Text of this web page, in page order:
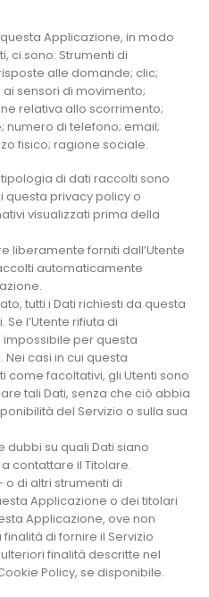
Applicazione, in modo
ci sono: Strumenti di
alle domande; clic;
sensori di movimento;
relativa allo scorrimento;
numero di telefono; email;
fisico; ragione sociale.
di dati raccolti sono
questa privacy policy o
visualizzati prima della
liberamente forniti dall’Utente
automaticamente
tutti i Dati richiesti da questa
l’Utente rifiuta di
per questa
casi in cui questa
come facoltativi, gli Utenti sono
tali Dati, senza che ciò abbia
del Servizio o sulla sua
dubbi su quali Dati siano
contattare il Titolare.
o di altri strumenti di
Applicazione o dei titolari
Applicazione, ove non
di fornire il Servizio
finalità descritte nel
Policy, se disponibile.